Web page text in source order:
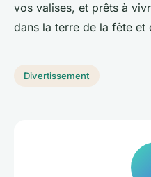
vos valises, et prêts à
dans la terre de la fête et
Divertissement